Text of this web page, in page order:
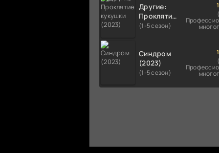
Другие:
Проклятие
кукушки
(1-5 сезон)
Синдром
(2023)
(1-5 сезон)